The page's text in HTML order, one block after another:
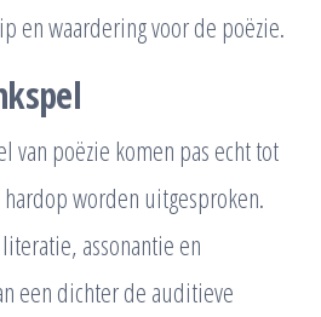
en waardering voor de poëzie.
van poëzie komen pas echt tot
worden uitgesproken.
assonantie en
een dichter de auditieve